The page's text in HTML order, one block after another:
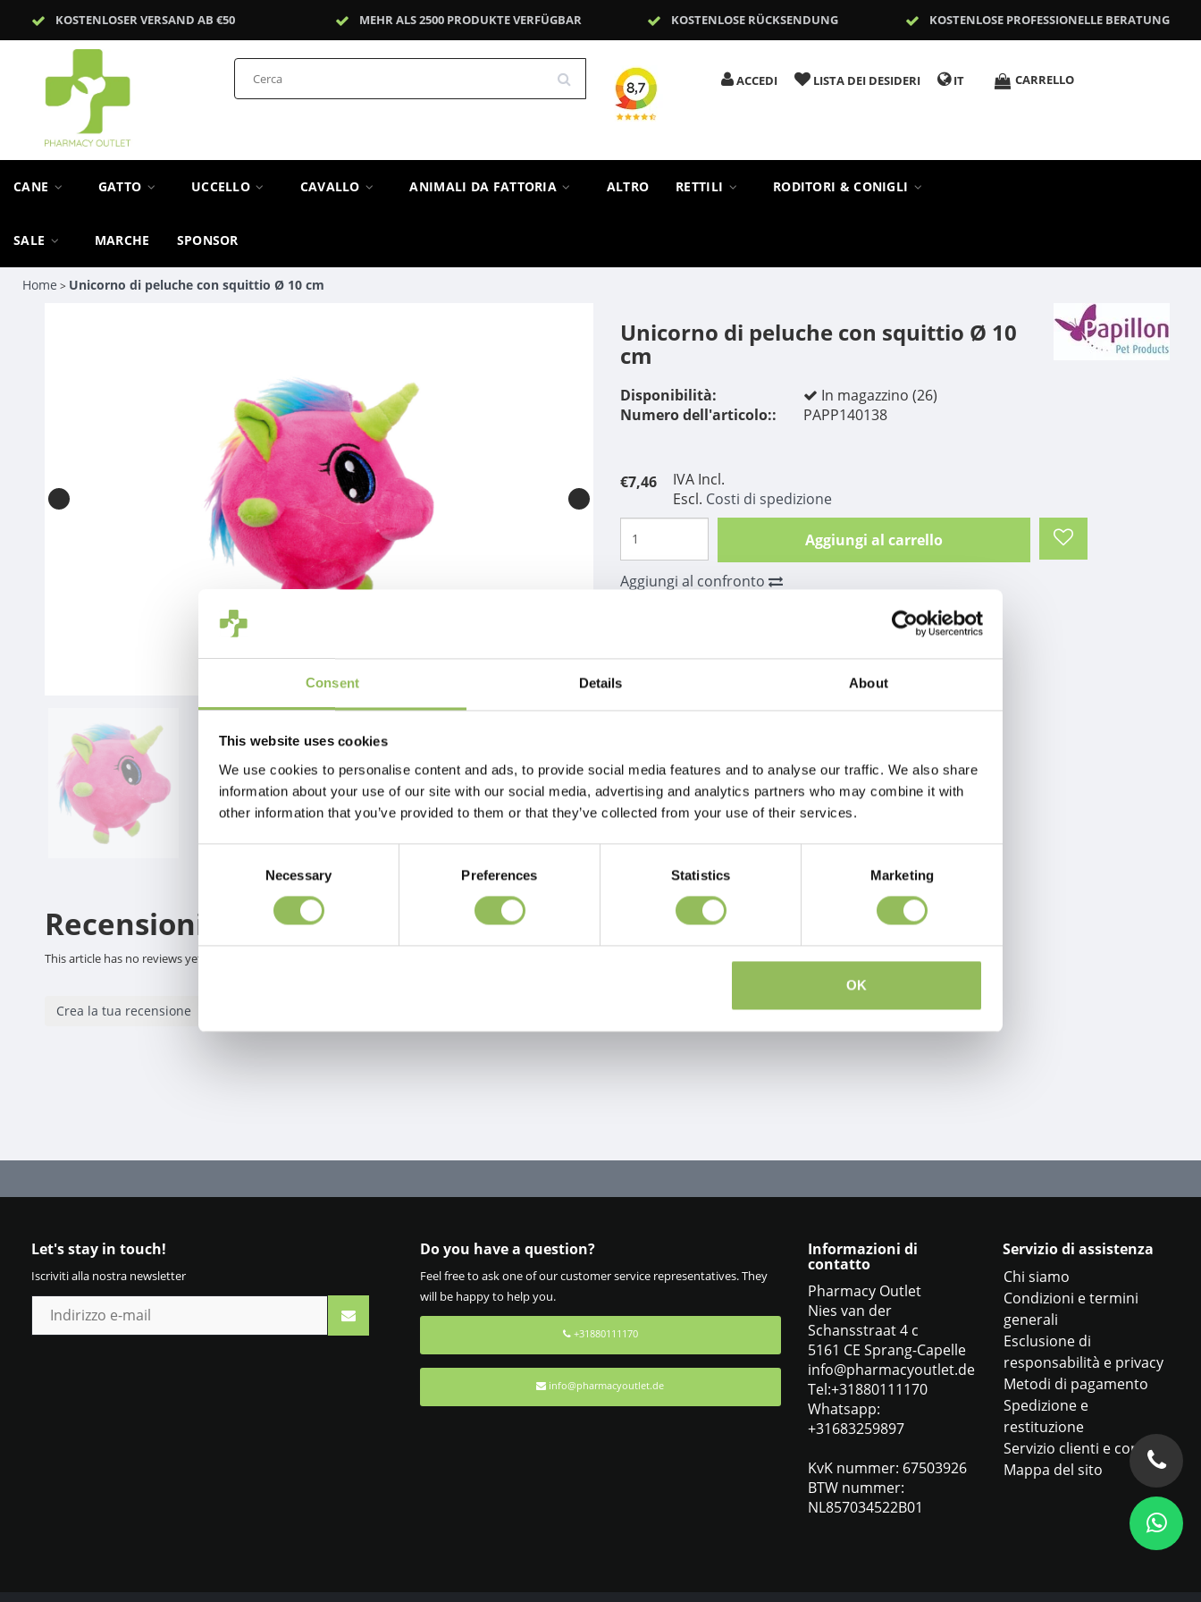
Consent Details About
This website uses cookies
We use cookies to personalise content and ads, to provide social media features and to analyse our traffic. We also share
information about your use of our site with our social media, advertising and analytics partners who may combine it with
other information that you’ve provided to them or that they’ve collected from your use of their services.
Necessary Preferences Statistics Marketing
OK
KOSTENLOSER VERSAND AB €50 MEHR ALS 2500 PRODUKTE VERFÜGBAR KOSTENLOSE RÜCKSENDUNG KOSTENLOSE PROFESSIONELLE BERATUNG
ACCEDI LISTA DEI DESIDERI IT CARRELLO
CANE GATTO UCCELLO CAVALLO ANIMALI DA FATTORIA ALTRO RETTILI RODITORI & CONIGLI
SALE MARCHE SPONSOR
Home > Unicorno di peluche con squittio Ø 10 cm
Unicorno di peluche con squittio Ø 10
cm
Disponibilità:
In magazzino (26)
Numero dell'articolo::
PAPP140138
€7,46
IVA Incl.
Escl. Costi di spedizione
Aggiungi al carrello
Aggiungi al confronto
Recensioni
This article has no reviews yet
Crea la tua recensione
Let's stay in touch!
Iscriviti alla nostra newsletter
Do you have a question?
Feel free to ask one of our customer service representatives. They
will be happy to help you.
+31880111170
info@pharmacyoutlet.de
Informazioni di
contatto
Pharmacy Outlet
Nies van der
Schansstraat 4 c
5161 CE Sprang-Capelle
info@pharmacyoutlet.de
Tel:+31880111170
Whatsapp:
+31683259897
KvK nummer: 67503926
BTW nummer:
NL857034522B01
Servizio di assistenza
Chi siamo
Condizioni e termini
generali
Esclusione di
responsabilità e privacy
Metodi di pagamento
Spedizione e
restituzione
Servizio clienti e contatti
Mappa del sito